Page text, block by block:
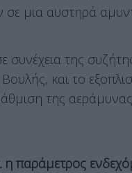
σε μια αυστηρά
συνέχεια της
και το
της
η παράμετρος